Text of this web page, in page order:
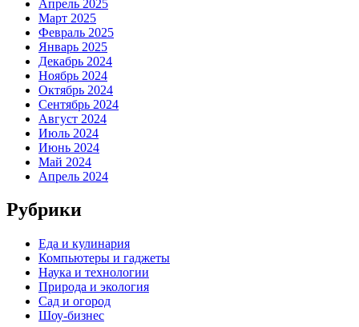
Апрель 2025
Март 2025
Февраль 2025
Январь 2025
Декабрь 2024
Ноябрь 2024
Октябрь 2024
Сентябрь 2024
Август 2024
Июль 2024
Июнь 2024
Май 2024
Апрель 2024
Рубрики
Еда и кулинария
Компьютеры и гаджеты
Наука и технологии
Природа и экология
Сад и огород
Шоу-бизнес